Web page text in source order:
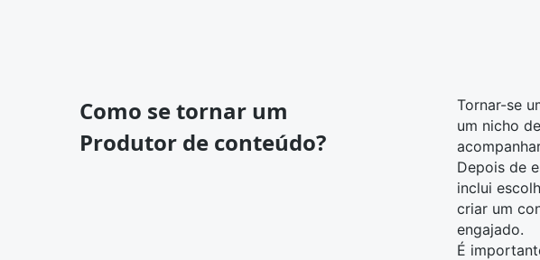
Como se tornar um
Produtor de conteúdo?
Tornar-se
um nicho
Depois de
inclui
criar um
engajado.
É